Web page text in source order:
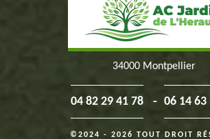
34000 Montpellier
04 82 29 41 78 - 06 14 63
©2024 - 2026 TOUT DROIT